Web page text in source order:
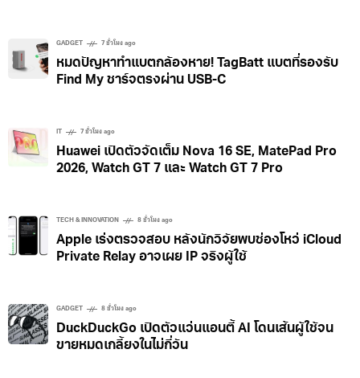
GADGET 7 ชั่วโมง ago
หมดปัญหาทำแบตกล้องหาย! TagBatt แบตที่รองรับ
Find My ชาร์จตรงผ่าน USB-C
7 ชั่วโมง ago
Huawei เปิดตัวจัดเต็ม Nova 16 SE, MatePad Pro
2026, Watch GT 7 และ Watch GT 7 Pro
TECH & INNOVATION 8 ชั่วโมง ago
Apple เร่งตรวจสอบ หลังนักวิจัยพบช่องโหว่ iCloud
Private Relay อาจเผย IP จริงผู้ใช้
GADGET 8 ชั่วโมง ago
DuckDuckGo เปิดตัวแว่นแอนตี้ AI โดนเส้นผู้ใช้จน
ขายหมดเกลี้ยงในไม่กี่วัน